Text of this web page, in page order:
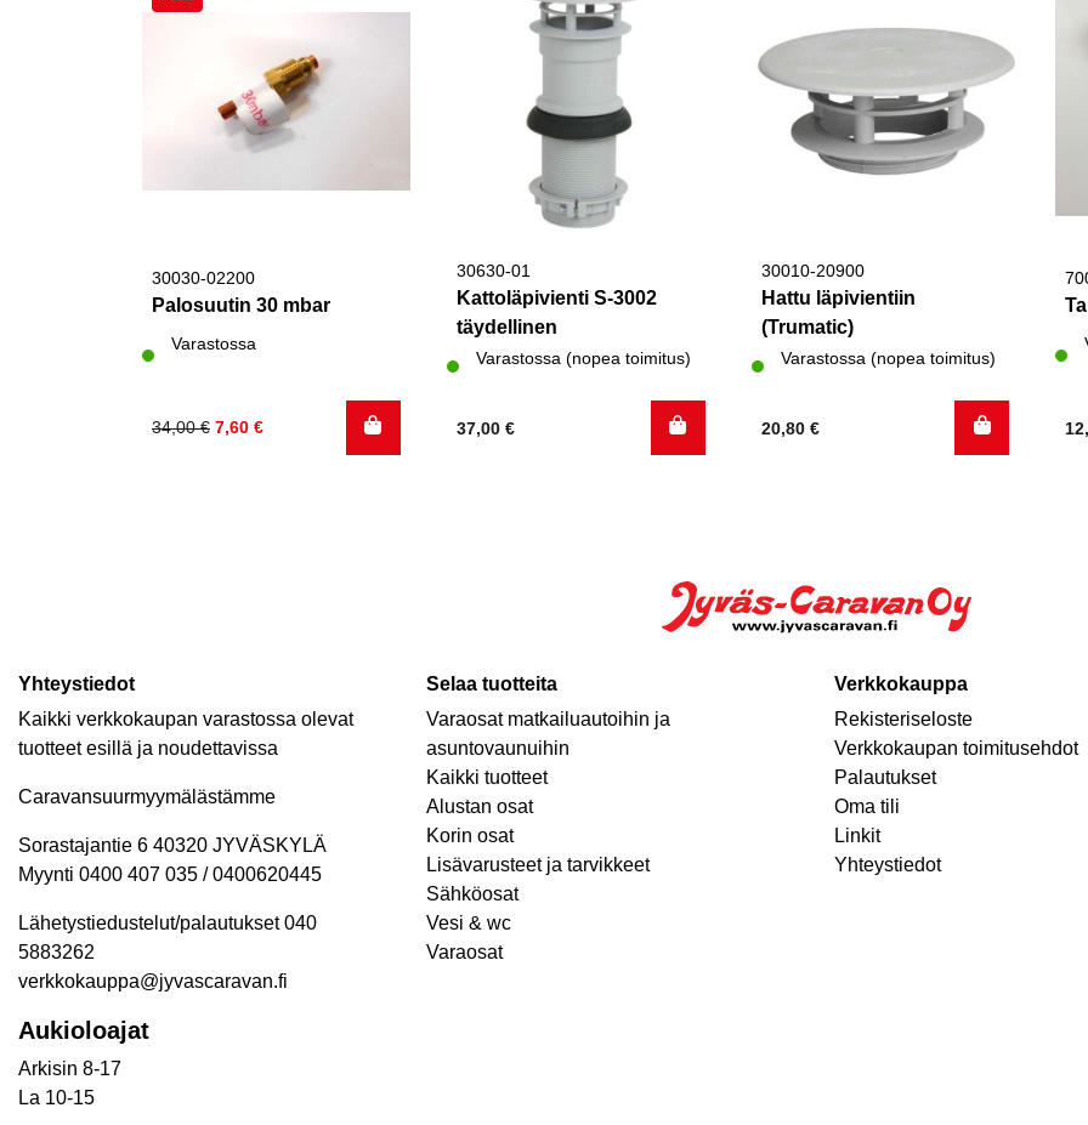
30030-02200
Palosuutin 30 mbar
Varastossa
34,00€
Alkuperäinen
7,60 €
Nykyinen
30630-01
Kattoläpivienti S-3002
täydellinen
Varastossa (nopea toimitus)
37,00 €
30010-20900
Hattu läpivientiin
(Trumatic)
Varastossa (nopea toimitus)
20,80 €
Yhteystiedot
Kaikki verkkokaupan varastossa olevat
tuotteet esillä ja noudettavissa
Caravansuurmyymälästämme
Sorastajantie 6 40320 JYVÄSKYLÄ
Myynti 0400 407 035 / 0400620445
Lähetystiedustelut/palautukset 040
5883262
verkkokauppa@jyvascaravan.fi
Aukioloajat
Arkisin 8-17
La 10-15
Selaa tuotteita
Varaosat matkailuautoihin ja
asuntovaunuihin
Kaikki tuotteet
Alustan osat
Korin osat
Lisävarusteet ja tarvikkeet
Sähköosat
Vesi & wc
Varaosat
Verkkokauppa
Rekisteriseloste
Verkkokaupan toimitusehdot
Palautukset
Oma tili
Linkit
Yhteystiedot